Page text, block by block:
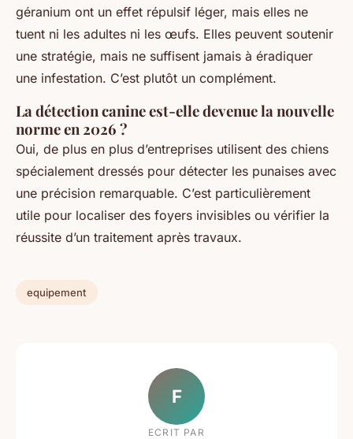
géranium ont un effet répulsif léger, mais elles ne
tuent ni les adultes ni les œufs. Elles peuvent soutenir
une stratégie, mais ne suffisent jamais à éradiquer
une infestation. C’est plutôt un complément.
La détection canine est-elle devenue la nouvelle
norme en 2026 ?
Oui, de plus en plus d’entreprises utilisent des chiens
spécialement dressés pour détecter les punaises avec
une précision remarquable. C’est particulièrement
utile pour localiser des foyers invisibles ou vérifier la
réussite d’un traitement après travaux.
equipement
F
ECRIT PAR